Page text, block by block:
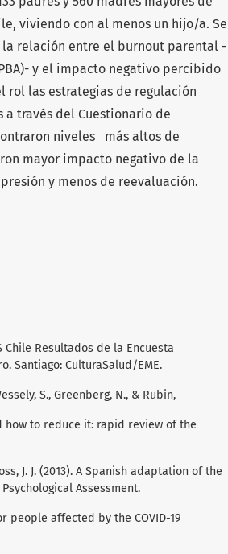
viviendo con al menos un hijo/a. Se
relación entre el burnout parental -
y el impacto negativo percibido
rol las estrategias de regulación
través del Cuestionario de
niveles más altos de
mayor impacto negativo de la
y menos de reevaluación.
Chile Resultados de la Encuesta
Santiago: CulturaSalud/EME.
S., Greenberg, N., & Rubin,
how to reduce it: rapid review of the
J. J. (2013). A Spanish adaptation of the
Assessment.
people affected by the COVID-19